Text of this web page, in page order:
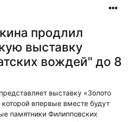
продлил
выставку
вождей" до 8
выставку «Золото
впервые вместе будут
памятники Филипповских